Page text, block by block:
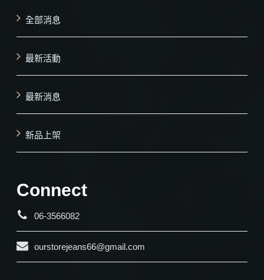
全部消息
最新活動
最新消息
新品上架
Connect
06-3566082
ourstorejeans66@gmail.com